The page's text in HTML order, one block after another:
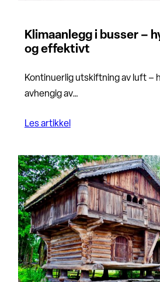
Klimaanlegg i busser –
og effektivt
Kontinuerlig utskiftning av luft –
avhengig av…
Les artikkel